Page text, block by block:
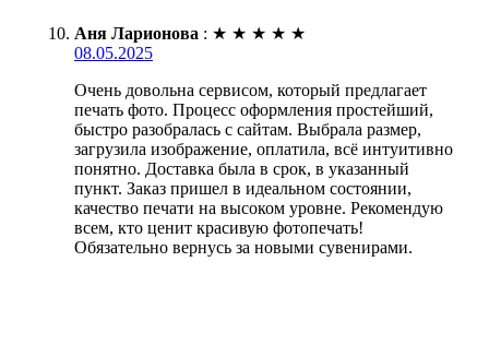
Аня Ларионова : ★ ★ ★ ★ ★
08.05.2025
Очень довольна сервисом, который предлагает
печать фото. Процесс оформления простейший,
быстро разобралась с сайтам. Выбрала размер,
загрузила изображение, оплатила, всё интуитивно
понятно. Доставка была в срок, в указанный
пункт. Заказ пришел в идеальном состоянии,
качество печати на высоком уровне. Рекомендую
всем, кто ценит красивую фотопечать!
Обязательно вернусь за новыми сувенирами.